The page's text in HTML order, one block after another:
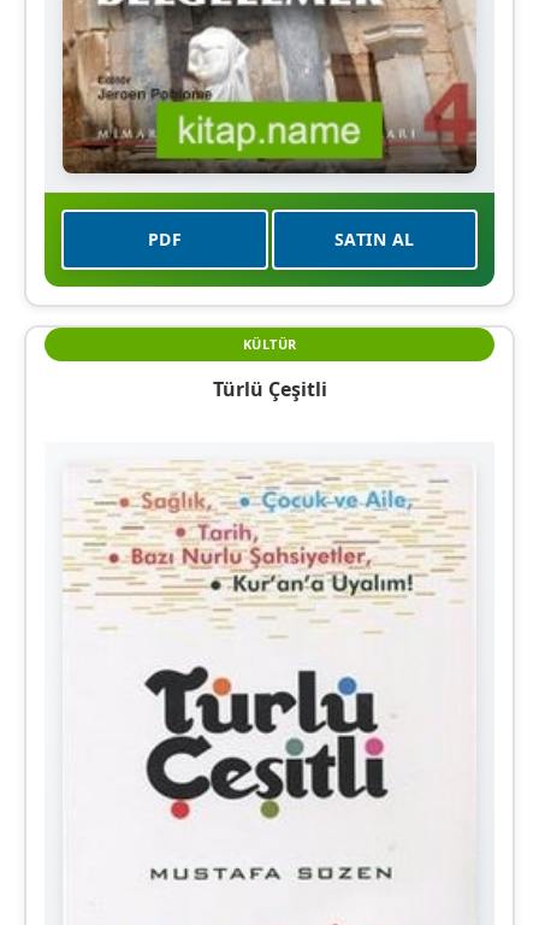
PDF SATIN AL
KÜLTÜR
Türlü Çeşitli